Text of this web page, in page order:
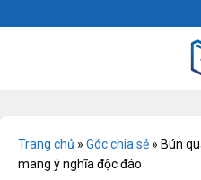
to
Trang chủ » Góc chia sẻ » Bún
mang ý nghĩa độc đáo